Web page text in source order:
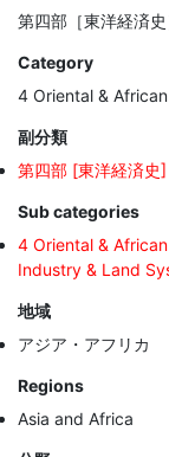
第四部［東洋経済
Category
4 Oriental &
副分類
第四部 [東洋経済史
Sub categories
4 Oriental &
Industry & Land
地域
アジア・アフリカ
Regions
Asia and Africa